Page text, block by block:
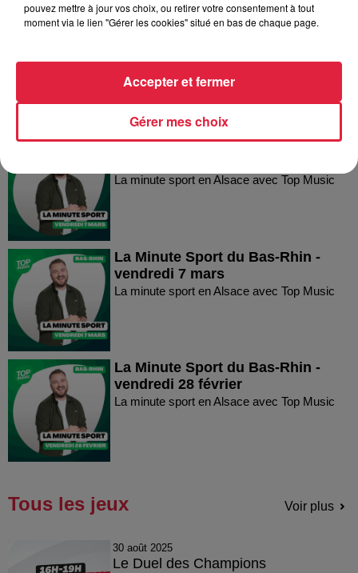
La Minute Sport du Haut-Rhin -
La minute sport en Alsace avec Top Music
La Minute Sport du Bas-Rhin -
vendredi 7 mars
La minute sport en Alsace avec Top Music
La Minute Sport du Bas-Rhin -
vendredi 28 février
La minute sport en Alsace avec Top Music
Tous les jeux Voir plus
30 août 2025
Le Duel des Champions
pouvez mettre à jour vos choix, ou retirer votre consentement à tout
moment via le lien "Gérer les cookies" situé en bas de chaque page.
Gérer mes choix
Accepter et fermer